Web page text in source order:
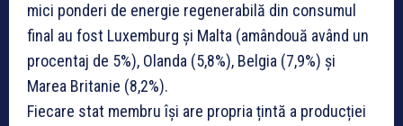
mici ponderi de energie regenerabilă din consumul
final au fost Luxemburg și Malta (amândouă având un
procentaj de 5%), Olanda (5,8%), Belgia (7,9%) și
Marea Britanie (8,2%).
Fiecare stat membru își are propria țintă a producției